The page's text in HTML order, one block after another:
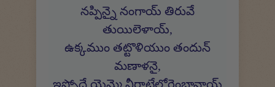
నప్పిన్నై నంగాయ్ తిరువే
తుయిలెళాయ్,
ఉక్కముం తట్టొళియుం తందున్
మణాళనై,
ఇప్పోదే యెమ్మై నీరాట్టేలోరెంబావాయ్